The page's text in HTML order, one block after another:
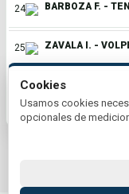
24 BARBOZA F. -
25 ZAVALA I. -
© 2026
Cookies
Usamos cookies
opcionales de